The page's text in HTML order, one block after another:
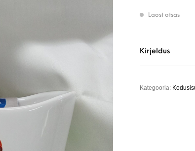
Laost otsas
Kirjeldus
Kategooria: